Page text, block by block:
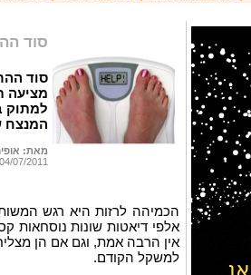
סוד
סוד
מציעה
המנצח
מאת:
04/07/2011
הכמיהה לרזות היא רגש
אלפי דיאטות שונות נוסחאות
אין הרבה אמת, וגם אם הן
למשקל הקודם.